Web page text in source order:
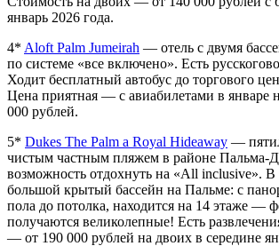
январь 2026 года.
4* Aloft Palm Jumeirah — отель с двумя
по системе «все включено». Есть
Ходит бесплатный автобус до торгового
Цена приятная — с авиабилетами в январе
000 рублей.
5* Dukes The Palm a Royal Hideaway —
чистым частным пляжем в районе Пальма-
возможность отдохнуть на «All inclusive». В
большой крытый бассейн на Пальме: с
пола до потолка, находится на 14 этаже —
получаются великолепные! Есть
— от 190 000 рублей на двоих в середине